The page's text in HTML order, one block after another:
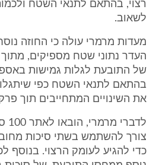
רצוי, בהתאם לתנאי השטח
לשאוב.
מעדות מרמרי עולה כי החוזה
העדר נתוני שטח מספיקים,
של התובעת לגלות גמישות
בהתאם לתנאי השטח כפי שיתגלו
את השינויים המתחייבים תוך פרק
כדי להגיע לעומק הרצוי. בנוסף